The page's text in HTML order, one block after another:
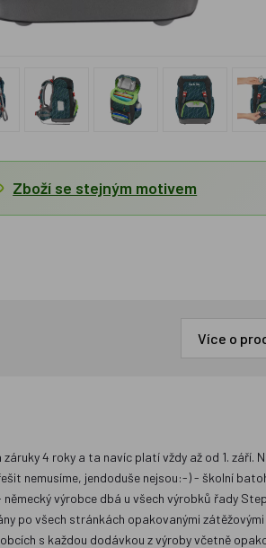
Zboží se stejným motivem
Více o
4 roky a ta navíc platí vždy až od 1.
nemusíme, jendoduše nejsou:-) - školní
výrobce dbá u všech výrobků řady
po všech stránkách opakovanými
s každou dodávkou z výroby včetně